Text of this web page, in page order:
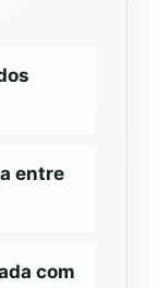
entre
com